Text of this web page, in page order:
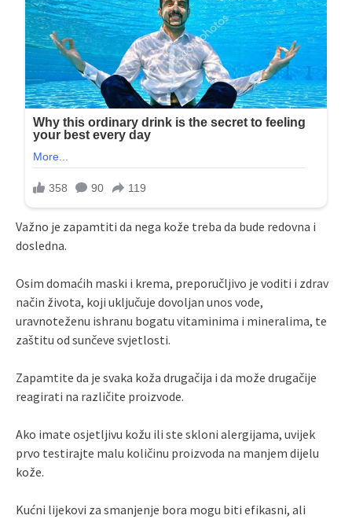
Važno je zapamtiti da nega kože treba da bude redovna i
dosledna.
Osim domaćih maski i krema, preporučljivo je voditi i zdrav
način života, koji uključuje dovoljan unos vode,
uravnoteženu ishranu bogatu vitaminima i mineralima, te
zaštitu od sunčeve svjetlosti.
Zapamtite da je svaka koža drugačija i da može drugačije
reagirati na različite proizvode.
Ako imate osjetljivu kožu ili ste skloni alergijama, uvijek
prvo testirajte malu količinu proizvoda na manjem dijelu
kože.
Kućni lijekovi za smanjenje bora mogu biti efikasni, ali